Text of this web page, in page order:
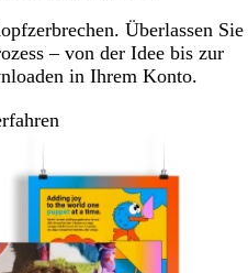
Überlassen Sie
– von der Idee bis zur
in Ihrem Konto.